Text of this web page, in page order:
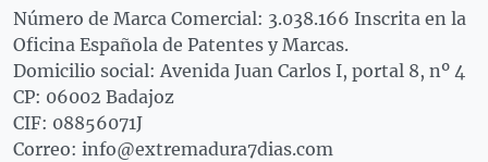
Número de Marca Comercial: 3.038.166 Inscrita en la
Oficina Española de Patentes y Marcas.
Domicilio social: Avenida Juan Carlos I, portal 8, nº 4
CP: 06002 Badajoz
CIF: 08856071J
Correo: info@extremadura7dias.com